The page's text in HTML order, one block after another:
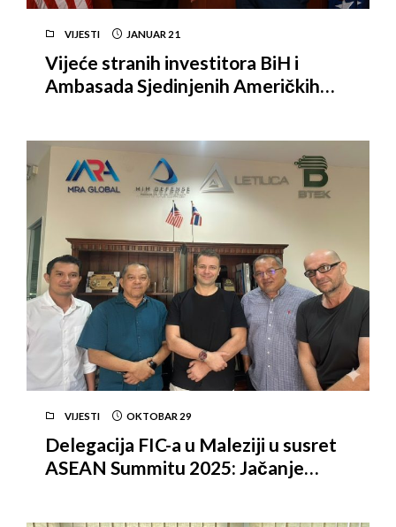
VIJESTI JANUAR 21
Vijeće stranih investitora BiH i
Ambasada Sjedinjenih Američkih
VIJESTI OKTOBAR 29
Delegacija FIC-a u Maleziji u susret
ASEAN Summitu 2025: Jačanje